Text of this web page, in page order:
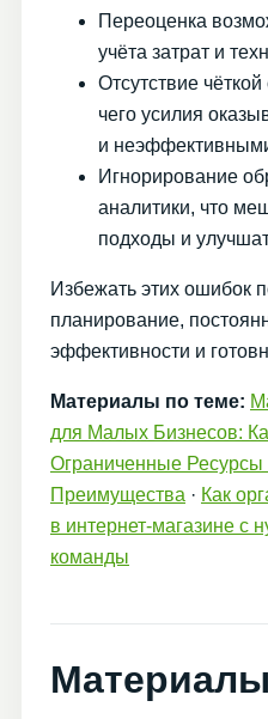
Переоценка
учёта затрат и
Отсутствие
чего усилия
и
Игнорирование
аналитики, что
подходы и
Избежать этих ошибок
планирование,
эффективности и
Материалы по теме:
для Малых Бизнесов:
Ограниченные
Преимущества · Как
в интернет-магазине с
команды